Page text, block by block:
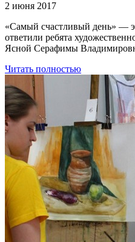
2 июня 2017
«Самый счастливый день» —
ответили ребята
Ясной Серафимы
Читать полностью